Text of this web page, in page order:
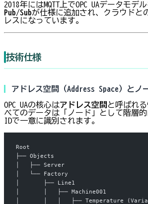
2018年にはMQTT上でOPC UAデータモデ
Pub/Subが仕様に追加され、クラウドと
レスになっています。
技術仕様
アドレス空間（Address Space）とノ
OPC UAの核心はアドレス空間 と呼ばれ
べてのデータは「ノード」として階層
IDで一意に識別されます。
Root
├── Objects
│   ├── Server
│   └── Factory
│       ├── Line1
│       │   ├── Machine001
│       │   │   ├── Temperature